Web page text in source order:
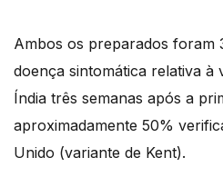
Ambos os preparados foram
doença sintomática relativa à
Índia três semanas após a
aproximadamente 50%
Unido (variante de Kent).